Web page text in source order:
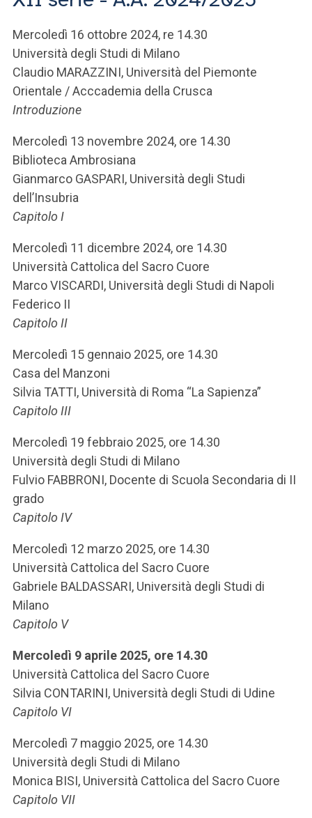
SEI UN DOCENTE O UN MEMBRO DELLO STAFF
ACCEDI A CLOUDMAIL
Mercoledì 16 ottobre 2024, re 14.30
Università degli Studi di Milano
Claudio MARAZZINI, Università del Piemonte
Orientale / Acccademia della Crusca
Introduzione
Mercoledì 13 novembre 2024, ore 14.30
Biblioteca Ambrosiana
Gianmarco GASPARI, Università degli Studi
dell’Insubria
Capitolo I
Mercoledì 11 dicembre 2024, ore 14.30
Università Cattolica del Sacro Cuore
Marco VISCARDI, Università degli Studi di Napoli
Federico II
Capitolo II
Mercoledì 15 gennaio 2025, ore 14.30
Casa del Manzoni
Silvia TATTI, Università di Roma “La Sapienza”
Capitolo III
Mercoledì 19 febbraio 2025, ore 14.30
Università degli Studi di Milano
Fulvio FABBRONI, Docente di Scuola Secondaria di II
grado
Capitolo IV
Mercoledì 12 marzo 2025, ore 14.30
Università Cattolica del Sacro Cuore
Gabriele BALDASSARI, Università degli Studi di
Milano
Capitolo V
Mercoledì 9 aprile 2025, ore 14.30
Università Cattolica del Sacro Cuore
Silvia CONTARINI, Università degli Studi di Udine
Capitolo VI
Mercoledì 7 maggio 2025, ore 14.30
Università degli Studi di Milano
Monica BISI, Università Cattolica del Sacro Cuore
Capitolo VII